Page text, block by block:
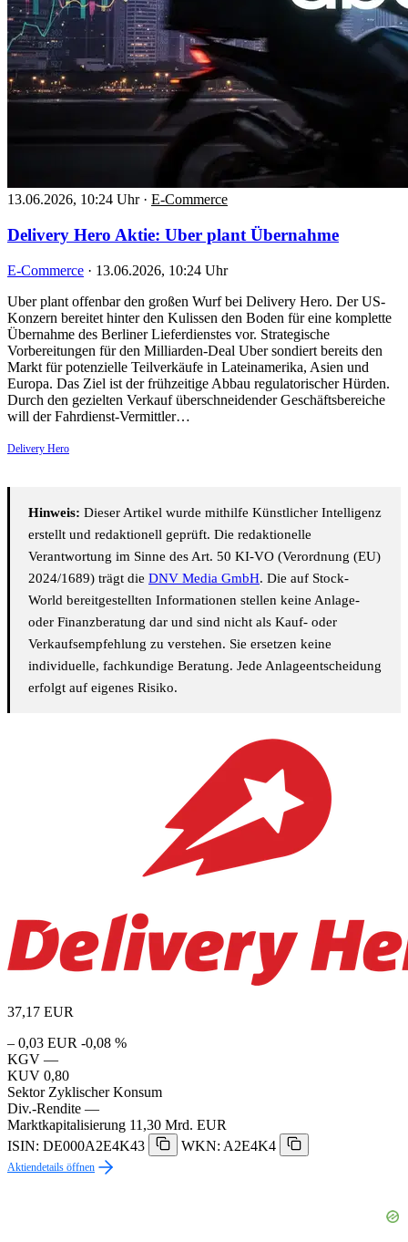
13.06.2026, 10:24 Uhr · E-Commerce
Delivery Hero Aktie: Uber plant Übernahme
E-Commerce · 13.06.2026, 10:24 Uhr
Uber plant offenbar den großen Wurf bei Delivery Hero. Der US-
Konzern bereitet hinter den Kulissen den Boden für eine komplette
Übernahme des Berliner Lieferdienstes vor. Strategische
Vorbereitungen für den Milliarden-Deal Uber sondiert bereits den
Markt für potenzielle Teilverkäufe in Lateinamerika, Asien und
Europa. Das Ziel ist der frühzeitige Abbau regulatorischer Hürden.
Durch den gezielten Verkauf überschneidender Geschäftsbereiche
will der Fahrdienst-Vermittler…
Delivery Hero
Hinweis: Dieser Artikel wurde mithilfe Künstlicher Intelligenz
erstellt und redaktionell geprüft. Die redaktionelle
Verantwortung im Sinne des Art. 50 KI-VO (Verordnung (EU)
2024/1689) trägt die DNV Media GmbH. Die auf Stock-
World bereitgestellten Informationen stellen keine Anlage-
oder Finanzberatung dar und sind nicht als Kauf- oder
Verkaufsempfehlung zu verstehen. Sie ersetzen keine
individuelle, fachkundige Beratung. Jede Anlageentscheidung
erfolgt auf eigenes Risiko.
37,17 EUR
– 0,03 EUR -0,08 %
KGV —
KUV 0,80
Sektor Zyklischer Konsum
Div.-Rendite —
Marktkapitalisierung 11,30 Mrd. EUR
ISIN: DE000A2E4K43
WKN: A2E4K4
Aktiendetails öffnen